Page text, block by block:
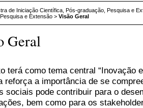
de Iniciação Científica, Pós-graduação, Pesquisa e
e Extensão > Visão Geral
Geral
terá como tema central “Inovação
reforça a importância de se
sociais pode contribuir para o
bem como para os